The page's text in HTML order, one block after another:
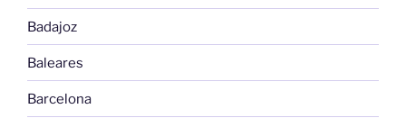
Badajoz
Baleares
Barcelona